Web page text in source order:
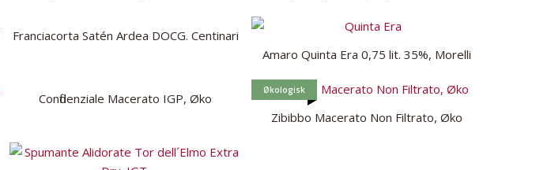
Franciacorta Satén Ardea DOCG. Centinari
Amaro Quinta Era 0,75 lit. 35%, Morelli
Confidenziale Macerato IGP, Øko
Økologisk
Zibibbo Macerato Non Filtrato, Øko